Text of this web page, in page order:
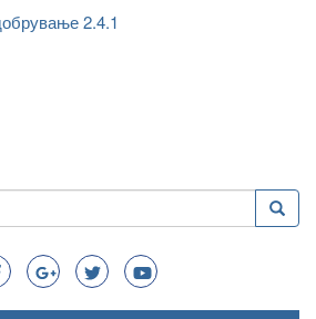
2.4.1